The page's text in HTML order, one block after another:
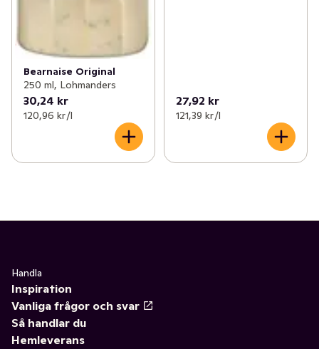
Bearnaise Original
250 ml, Lohmanders
30,24 kr
120,96 kr /l
27,92 kr
121,39 kr /l
Handla
Inspiration
Vanliga frågor och svar
Så handlar du
Hemleverans